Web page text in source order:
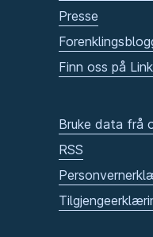
Presse
Finn oss på
Bruke data frå
RSS